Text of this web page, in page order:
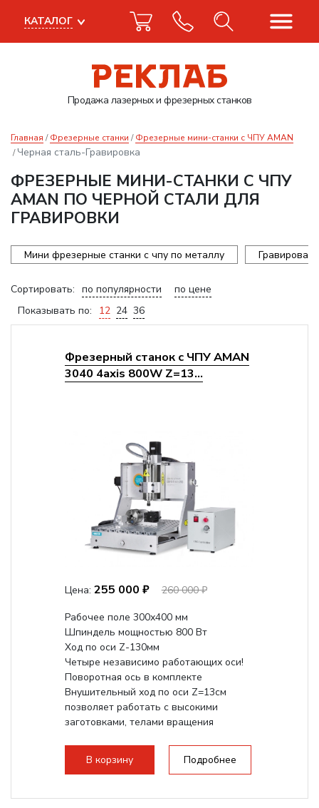
Продажа лазерныхи фрезерных станков
КАТАЛОГ
Главная Фрезерные станки Фрезерные мини-станки с ЧПУ AMAN
Черная сталь-Гравировка
ФРЕЗЕРНЫЕ МИНИ-СТАНКИ С ЧПУ
AMAN ПО ЧЕРНОЙ СТАЛИ ДЛЯ
ГРАВИРОВКИ
Мини фрезерные станки с чпу по металлу
Сортировать: по популярности
по цене
Показывать по:
12 24 36
Фрезерный станок с ЧПУ AMAN
3040 4axis 800W Z=13...
Цена: 255 000 ₽
260 000 ₽
Рабочее поле 300х400 мм
Шпиндель мощностью 800 Вт
Ход по оси Z-130мм
Четыре независимо работающих оси!
Поворотная ось в комплекте
Внушительный ход по оси Z=13см
позволяет работать с высокими
заготовками, телами вращения
В корзину
Подробнее